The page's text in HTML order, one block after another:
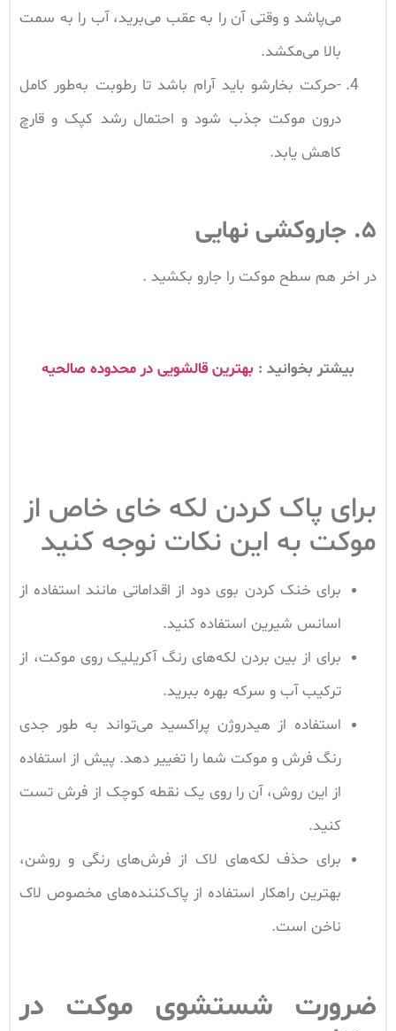
می‌پاشد و وقتی آن را به عقب می‌برید، آب را به سمت
بالا می‌مکشد.
-حرکت بخارشو باید آرام باشد تا رطوبت به‌طور کامل
درون موکت جذب شود و احتمال رشد کپک و قارچ
کاهش یابد.
۵. جاروکشی نهایی
در اخر هم سطح موکت را جارو بکشید .
بیشتر بخوانید : بهترین قالشویی در محدوده صالحیه
برای پاک کردن لکه خای خاص از
موکت به این نکات نوجه کنید
برای خنک کردن بوی دود از اقداماتی مانند استفاده از
اسانس شیرین استفاده کنید.
برای از بین بردن لکه‌های رنگ آکریلیک روی موکت، از
ترکیب آب و سرکه بهره ببرید.
استفاده از هیدروژن پراکسید می‌تواند به طور جدی
رنگ فرش و موکت شما را تغییر دهد. پیش از استفاده
از این روش، آن را روی یک نقطه کوچک از فرش تست
کنید.
برای حذف لکه‌های لاک از فرش‌های رنگی و روشن،
بهترین راهکار استفاده از پاک‌کننده‌های مخصوص لاک
ناخن است.
ضرورت شستشوی موکت در